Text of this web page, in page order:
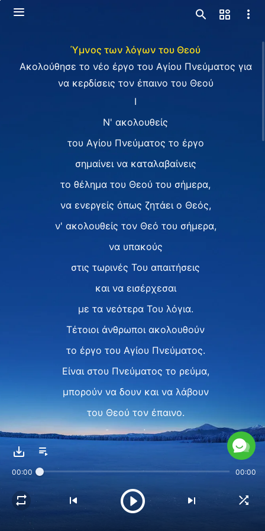
Ύμνος των λόγων του Θεού
Ακολούθησε το νέο έργο του Αγίου Πνεύματος για
να κερδίσεις τον έπαινο του Θεού
I
Ν' ακολουθείς
του Αγίου Πνεύματος το έργο
σημαίνει να καταλαβαίνεις
το θέλημα του Θεού του σήμερα,
να ενεργείς όπως ζητάει ο Θεός,
ν' ακολουθείς τον Θεό του σήμερα,
να υπακούς
στις τωρινές Του απαιτήσεις
και να εισέρχεσαι
με τα νεότερα Του λόγια.
Τέτοιοι άνθρωποι ακολουθούν
το έργο του Αγίου Πνεύματος.
Είναι στου Πνεύματος το ρεύμα,
μπορούν να δουν και να λάβουν
του Θεού τον έπαινο.
Θα γνωρίσουν
απ' την αντίληψη και ανυπακοή
κι απ' τη φύση
και υπόσταση του ανθρώπου.
00:00 00:00